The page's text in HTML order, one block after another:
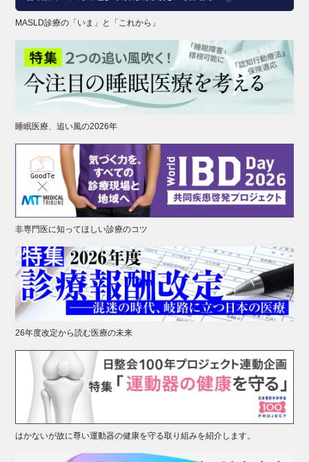
MASLD診療の「いま」と「これから」
睡眠医療、追い風の2026年
非専門医に知ってほしい診療のコツ
26年度改定から読む医療の未来
はかないが故に尊い運動器の健康を守る取り組みを紹介します。